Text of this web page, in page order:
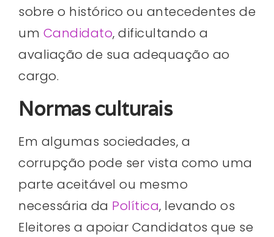
sobre o histórico ou antecedentes de
um Candidato, dificultando a
avaliação de sua adequação ao
cargo.
Normas culturais
Em algumas sociedades, a
corrupção pode ser vista como uma
parte aceitável ou mesmo
necessária da Política, levando os
Eleitores a apoiar Candidatos que se